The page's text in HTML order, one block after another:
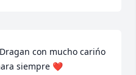
con mucho carińo
siempre ❤️